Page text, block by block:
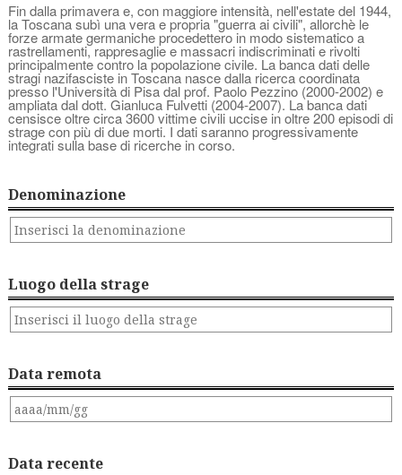
Fin dalla primavera e, con maggiore intensità, nell'estate del 1944,
la Toscana subì una vera e propria "guerra ai civili", allorchè le
forze armate germaniche procedettero in modo sistematico a
rastrellamenti, rappresaglie e massacri indiscriminati e rivolti
principalmente contro la popolazione civile. La banca dati delle
stragi nazifasciste in Toscana nasce dalla ricerca coordinata
presso l'Università di Pisa dal prof. Paolo Pezzino (2000-2002) e
ampliata dal dott. Gianluca Fulvetti (2004-2007). La banca dati
censisce oltre circa 3600 vittime civili uccise in oltre 200 episodi di
strage con più di due morti. I dati saranno progressivamente
integrati sulla base di ricerche in corso.
Denominazione
Luogo della strage
Data remota
Data recente